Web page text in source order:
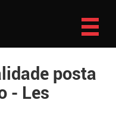
posta
- Les